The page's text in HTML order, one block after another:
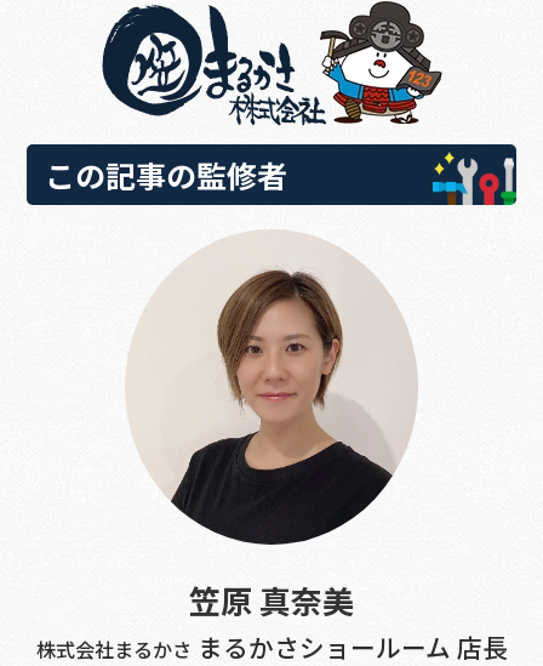
この記事の監修者
笠原 真奈美
株式会社まるかさ まるかさショールーム 店長